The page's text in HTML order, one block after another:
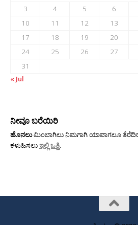
3
4 5 6
10
11 12 13
17
18 19 20
24
25 26 27
31
« Jul
ನೀವೂ ಬರೆಯಿರಿ
ಹೊನಲುಮಿಂಬಾಗಿಲು ನಿಮಗಾಗಿ ಯಾವಾಗಲೂ
ಕಳುಹಿಸಲುಇಲ್ಲಿ ಒತ್ತಿ.